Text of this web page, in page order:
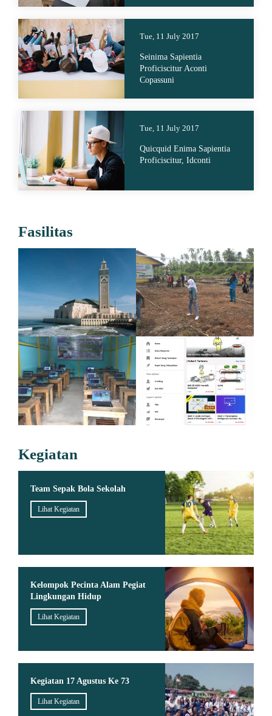
Tue, 11 July 2017
Seinima Sapientia
Proficiscitur Aconti
Copassuni
Tue, 11 July 2017
Quicquid Enima Sapientia
Proficiscitur, Idconti
Fasilitas
Kegiatan
Team Sepak Bola Sekolah
Lihat Kegiatan
Kelompok Pecinta Alam Pegiat
Lingkungan Hidup
Lihat Kegiatan
Kegiatan 17 Agustus Ke 73
Lihat Kegiatan